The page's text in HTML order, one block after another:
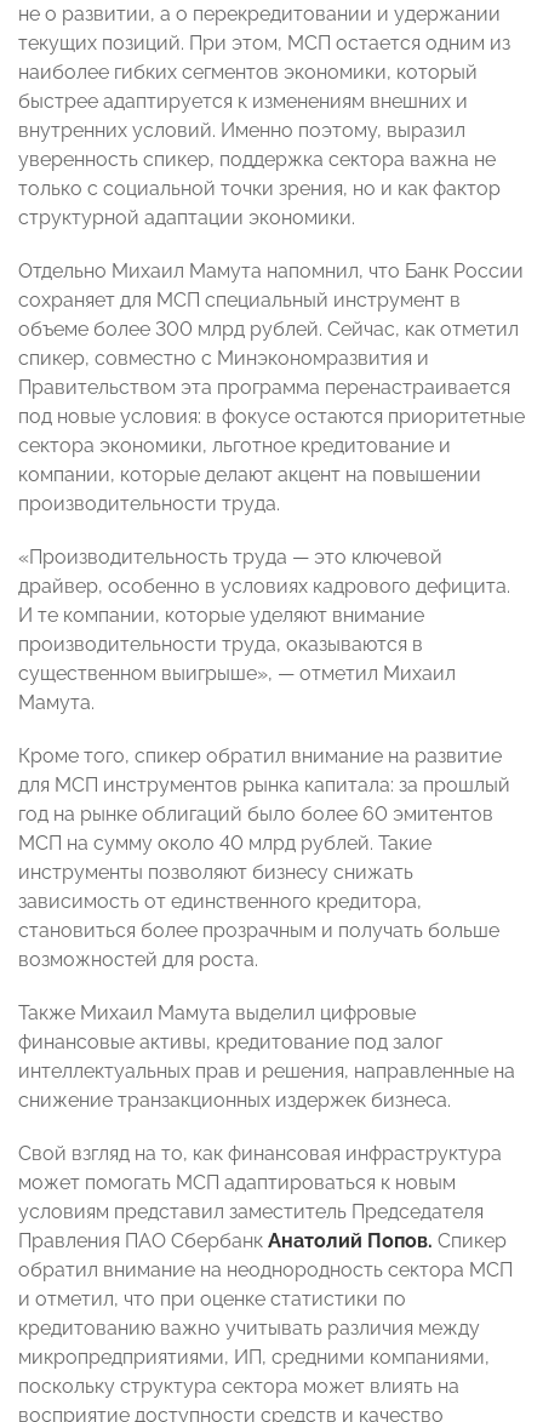
не о развитии, а о перекредитовании и удержании
текущих позиций. При этом, МСП остается одним из
наиболее гибких сегментов экономики, который
быстрее адаптируется к изменениям внешних и
внутренних условий. Именно поэтому, выразил
уверенность спикер, поддержка сектора важна не
только с социальной точки зрения, но и как фактор
структурной адаптации экономики.
Отдельно Михаил Мамута напомнил, что Банк России
сохраняет для МСП специальный инструмент в
объеме более 300 млрд рублей. Сейчас, как отметил
спикер, совместно с Минэкономразвития и
Правительством эта программа перенастраивается
под новые условия: в фокусе остаются приоритетные
сектора экономики, льготное кредитование и
компании, которые делают акцент на повышении
производительности труда.
«Производительность труда — это ключевой
драйвер, особенно в условиях кадрового дефицита.
И те компании, которые уделяют внимание
производительности труда, оказываются в
существенном выигрыше», — отметил Михаил
Мамута.
Кроме того, спикер обратил внимание на развитие
для МСП инструментов рынка капитала: за прошлый
год на рынке облигаций было более 60 эмитентов
МСП на сумму около 40 млрд рублей. Такие
инструменты позволяют бизнесу снижать
зависимость от единственного кредитора,
становиться более прозрачным и получать больше
возможностей для роста.
Также Михаил Мамута выделил цифровые
финансовые активы, кредитование под залог
интеллектуальных прав и решения, направленные на
снижение транзакционных издержек бизнеса.
Свой взгляд на то, как финансовая инфраструктура
может помогать МСП адаптироваться к новым
условиям представил заместитель Председателя
Правления ПАО Сбербанк Анатолий Попов. Спикер
обратил внимание на неоднородность сектора МСП
и отметил, что при оценке статистики по
кредитованию важно учитывать различия между
микропредприятиями, ИП, средними компаниями,
поскольку структура сектора может влиять на
восприятие доступности средств и качество